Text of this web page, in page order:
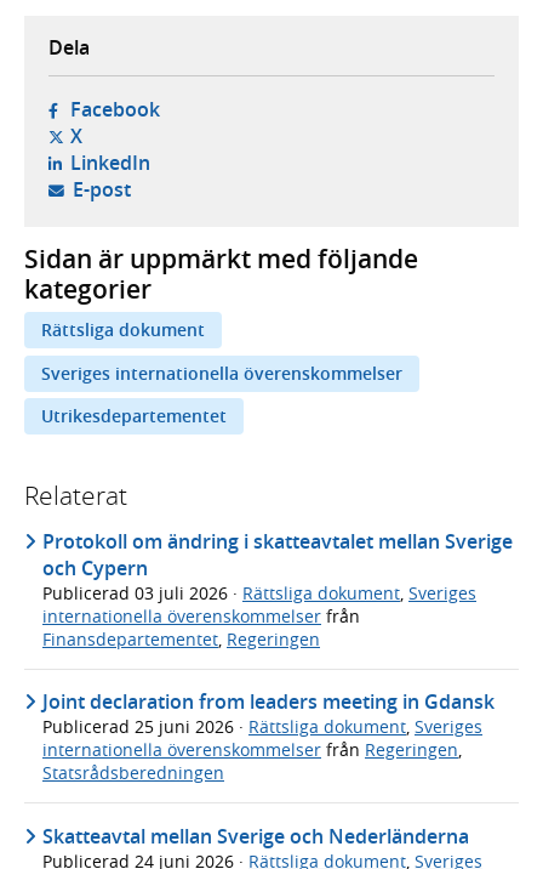
Dela
Facebook- öppnas i ny flik, extern webbplats,
X- öppnas i ny flik, extern webbplats,
LinkedIn- öppnas i ny flik, extern webbplats,
E-post- öppnar din e-postklient,
Sidan är uppmärkt med följande
kategorier
Rättsliga dokument
Sveriges internationella överenskommelser
Utrikesdepartementet
Relaterat
Protokoll om ändring i skatteavtalet mellan Sverige
och Cypern
Publicerad 03 juli 2026 · Rättsliga dokument Sveriges
internationella överenskommelser från
Finansdepartementet Regeringen
Joint declaration from leaders meeting in Gdansk
Publicerad 25 juni 2026 · Rättsliga dokument, Sveriges
internationella överenskommelser från Regeringen,
Statsrådsberedningen
Skatteavtal mellan Sverige och Nederländerna
Publicerad 24 juni 2026 · Rättsliga dokument, Sveriges